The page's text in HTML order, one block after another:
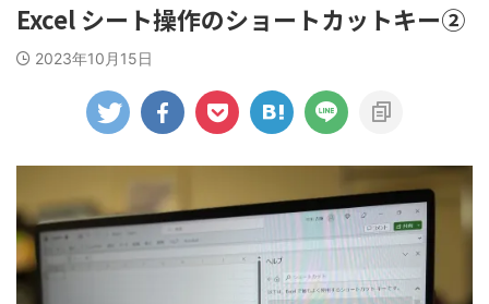
Excel シート操作のショートカットキー②
2023年10月15日